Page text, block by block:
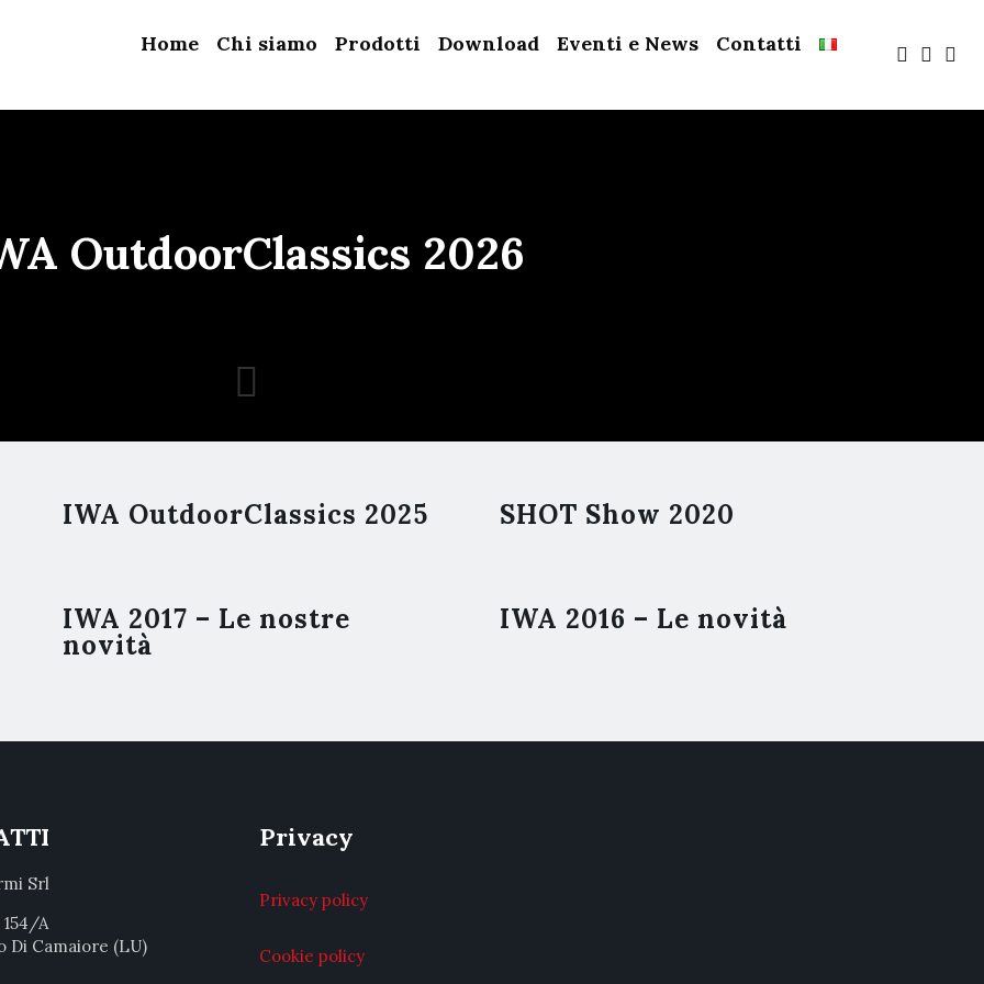
Home Chi siamo Prodotti Download Eventi e News Contatti
OutdoorClassics 2026
IWA OutdoorClassics 2025 SHOT Show 2020
IWA 2017 – Le nostre
novità
IWA 2016 – Le novità
Srl
A
Di Camaiore (LU)
Privacy
Privacy policy
Cookie policy